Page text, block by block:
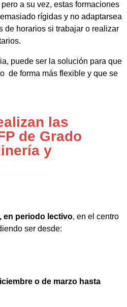
a su vez, estas formaciones
rígidas y no adaptarsea
de horarios si trabajar o realizar
puede ser la solución para que
de forma más flexible y que se
las
de Grado
y
en periodo lectivo, en el centro
ser desde:
o de marzo hasta